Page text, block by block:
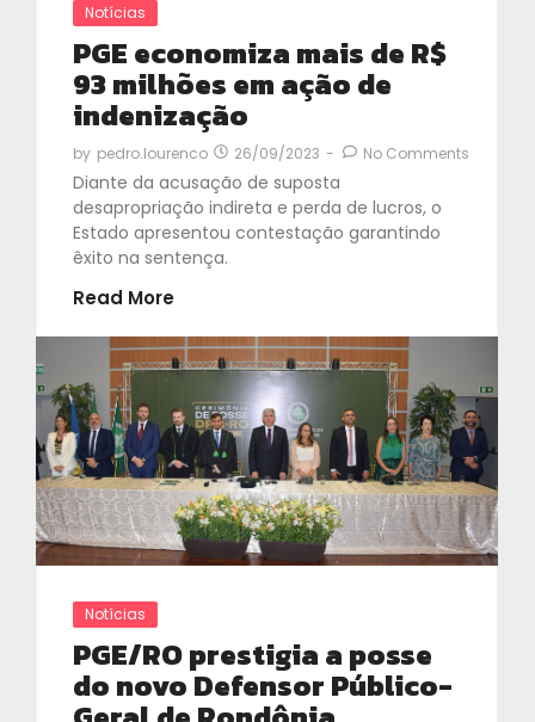
Notícias
PGE economiza mais de R$
93 milhões em ação de
indenização
by pedro.lourenco 26/09/2023 - No Comments
Diante da acusação de suposta
desapropriação indireta e perda de lucros, o
Estado apresentou contestação garantindo
êxito na sentença.
Read More
Notícias
PGE/RO prestigia a posse
do novo Defensor Público-